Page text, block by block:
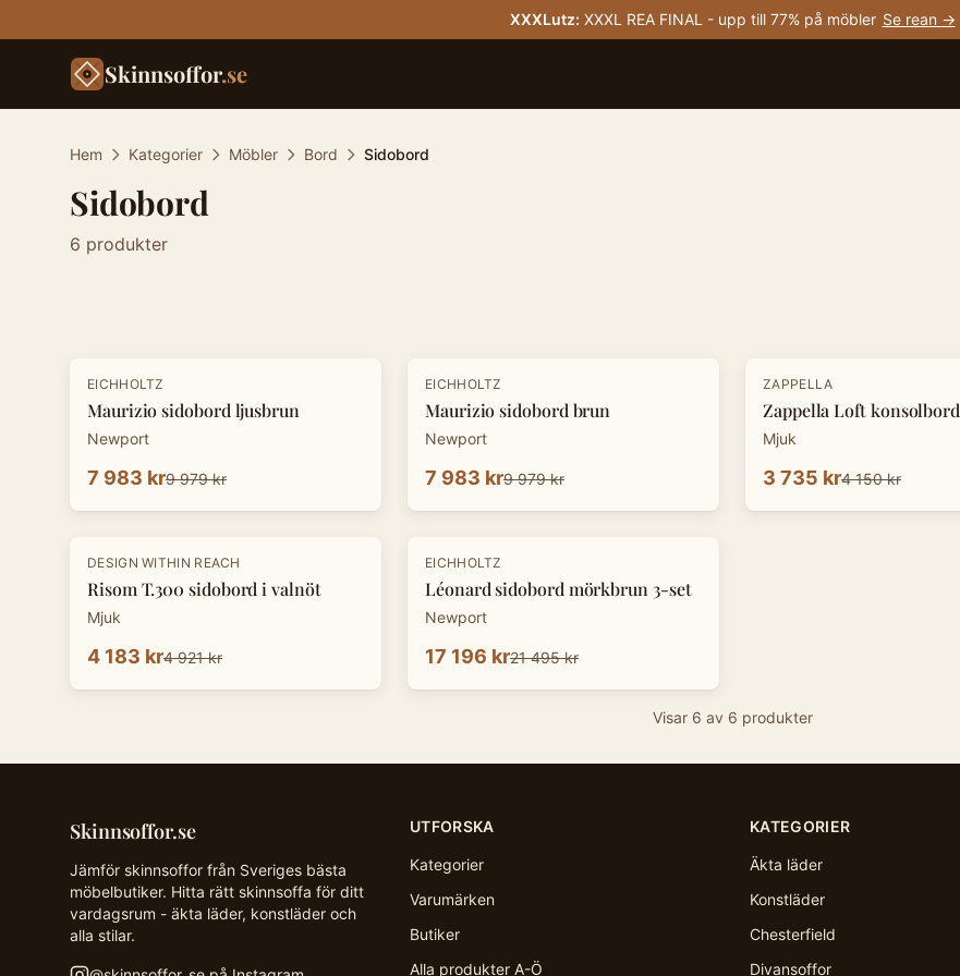
XXXLutz: XXXL REA FINAL - upp till 77% på möbler Se rean →
Skinnsoffor.se
Hem Kategorier Möbler Bord Sidobord
Sidobord
6 produkter
-20%
EICHHOLTZ
Maurizio sidobord ljusbrun
Newport
7 983 kr9 979 kr
-20%
EICHHOLTZ
Maurizio sidobord brun
Newport
7 983 kr9 979 kr
-10%
ZAPPELLA
Zappella Loft konsolbord
Mjuk
3 735 kr4 150 kr
-15%
DESIGN WITHIN REACH
Risom T.300 sidobord i valnöt
Mjuk
4 183 kr4 921 kr
-20%
EICHHOLTZ
Léonard sidobord mörkbrun 3-set
Newport
17 196 kr21 495 kr
Visar 6 av 6 produkter
Skinnsoffor.se
Jämför skinnsoffor från Sveriges bästa
möbelbutiker. Hitta rätt skinnsoffa för ditt
vardagsrum - äkta läder, konstläder och
alla stilar.
UTFORSKA
Kategorier
Varumärken
Butiker
Alla produkter A-Ö
KATEGORIER
Äkta läder
Konstläder
Chesterfield
Divansoffor